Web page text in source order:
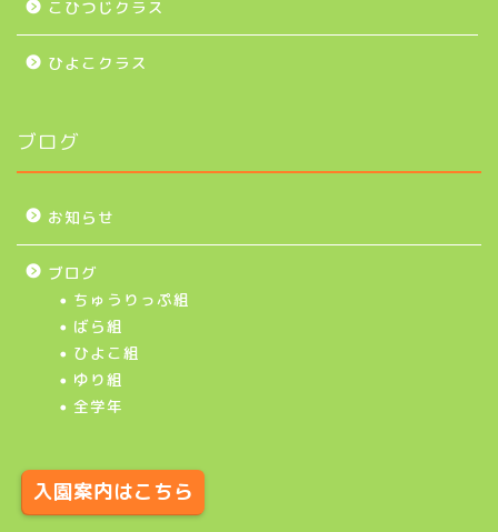
こひつじクラス
ひよこクラス
ブログ
お知らせ
ブログ
ちゅうりっぷ組
ばら組
ひよこ組
ゆり組
全学年
入園案内はこちら